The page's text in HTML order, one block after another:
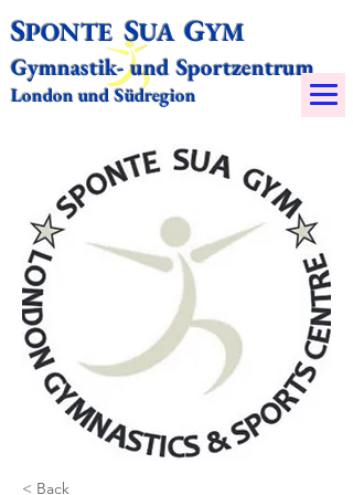
SPONTESUAGYM​
Gymnastik- und Sportzentrum
London und Südregion
< Back